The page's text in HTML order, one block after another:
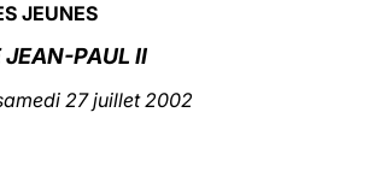
JEUNES
JEAN-PAUL II
27 juillet 2002